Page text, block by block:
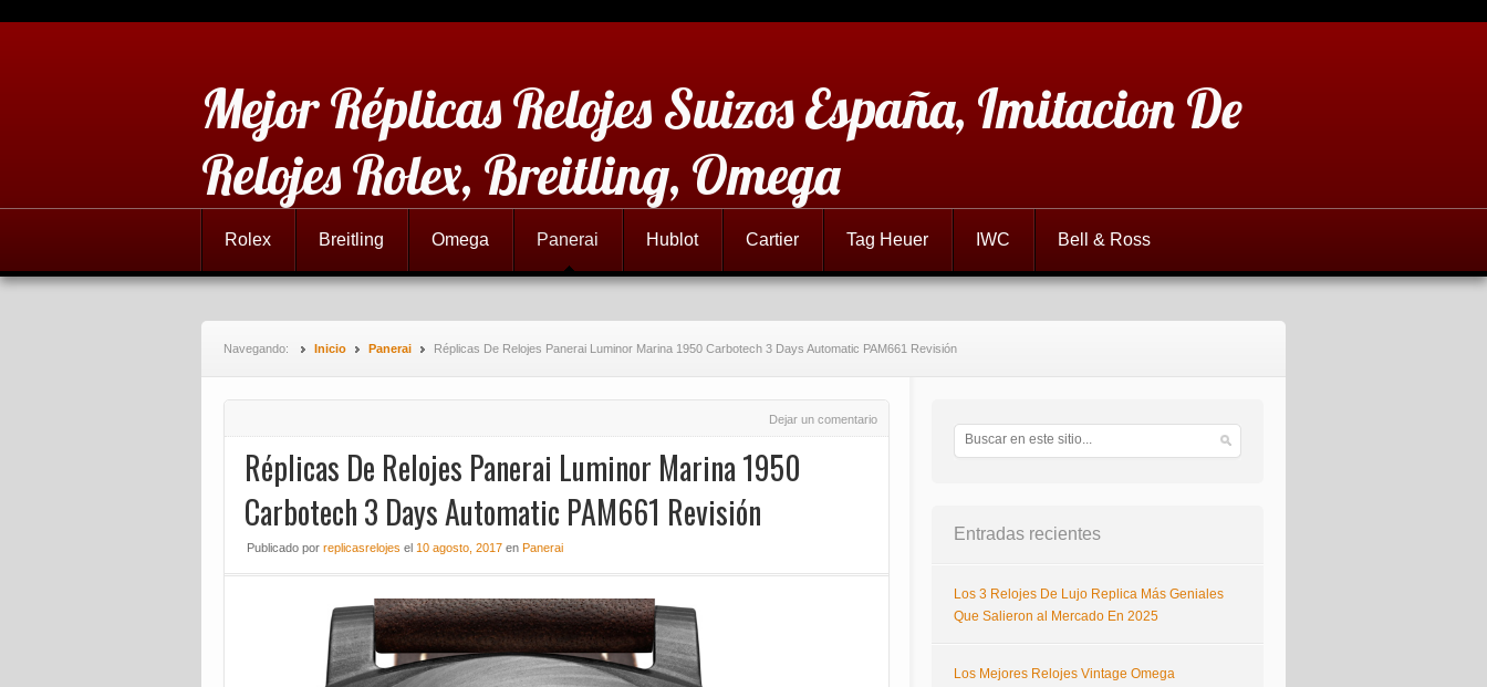
Mejor Réplicas Relojes Suizos España, Imitacion De
Relojes Rolex, Breitling, Omega
Rolex Breitling Omega Panerai Hublot Cartier Tag Heuer IWC Bell & Ross
Navegando: Inicio Panerai Réplicas De Relojes Panerai Luminor Marina 1950 Carbotech 3 Days Automatic PAM661 Revisión
Dejar un comentario
Réplicas De Relojes Panerai Luminor Marina 1950
Carbotech 3 Days Automatic PAM661 Revisión
Publicado por replicasrelojes el 10 agosto, 2017 en Panerai
Entradas recientes
Los 3 Relojes De Lujo Replica Más Geniales
Que Salieron al Mercado En 2025
Los Mejores Relojes Vintage Omega